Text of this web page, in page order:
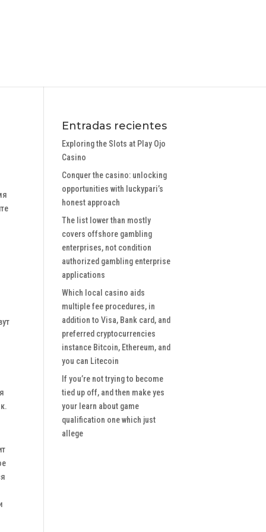
Entradas recientes
Exploring the Slots at Play Ojo
Casino
Conquer the casino: unlocking
opportunities with luckypari’s
honest approach
The list lower than mostly
covers offshore gambling
enterprises, not condition
authorized gambling enterprise
applications
Which local casino aids
multiple fee procedures, in
addition to Visa, Bank card, and
preferred cryptocurrencies
instance Bitcoin, Ethereum, and
you can Litecoin
If you’re not trying to become
tied up off, and then make yes
your learn about game
qualification one which just
allege